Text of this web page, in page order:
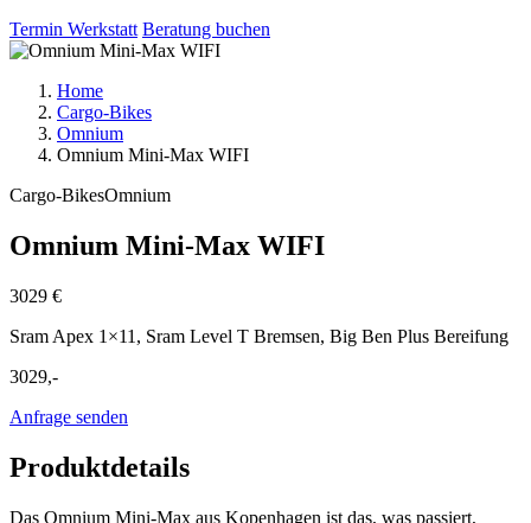
Termin Werkstatt Beratung buchen
Home
Cargo-Bikes
Omnium
Omnium Mini-Max WIFI
Cargo-BikesOmnium
Omnium Mini-Max WIFI
3029 €
Sram Apex 1×11, Sram Level T Bremsen, Big Ben Plus Bereifung
3029,-
Anfrage senden
Produktdetails
Das Omnium Mini-Max aus Kopenhagen ist das, was passiert,